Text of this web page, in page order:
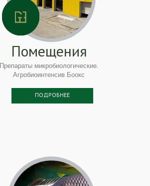
Помещения
Препараты микробиологические.
Агробиоинтенсив Боокс
ПОДРОБНЕЕ